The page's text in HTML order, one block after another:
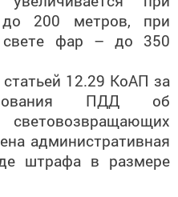
200 метров, при
свете фар – до 350
ПДД об
административная
штрафа в размере